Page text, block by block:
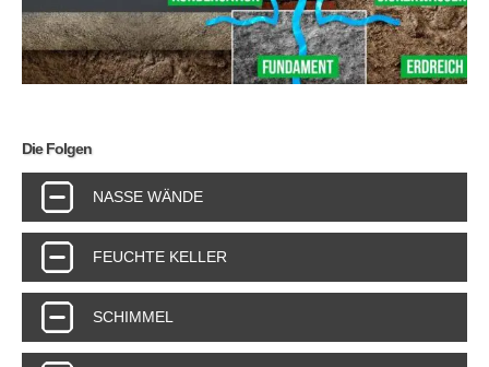
Die Folgen
NASSE WÄNDE
FEUCHTE KELLER
SCHIMMEL